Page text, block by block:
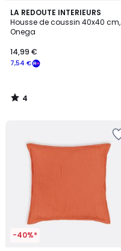
LA REDOUTE INTERIEURS
Housse de coussin 40x40 cm,
Onega
7,54 €
14,99 €
4
/
5
4
/
-40%*